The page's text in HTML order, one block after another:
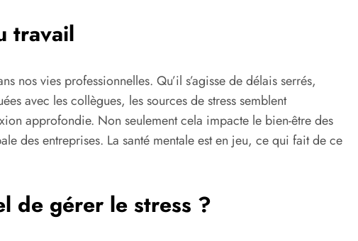
travail
nos vies professionnelles. Qu’il s’agisse de délais serrés,
avec les collègues, les sources de stress semblent
approfondie. Non seulement cela impacte le bien-être des
des entreprises. La santé mentale est en jeu, ce qui fait de ce
de gérer le stress ?